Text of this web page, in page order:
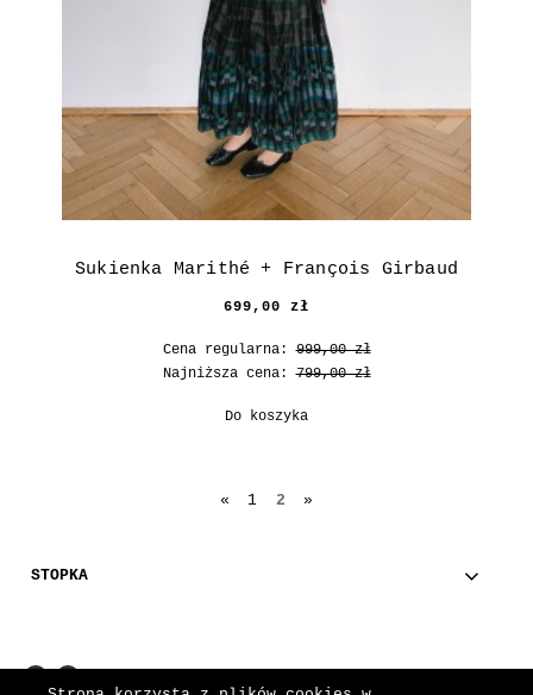
Sukienka Marithé + François Girbaud
699,00 zł
Cena regularna:999,00 zł
Najniższa cena:799,00 zł
Do koszyka
« 1 2 »
STOPKA